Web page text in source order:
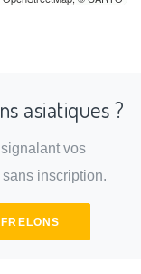
asiatiques ?
vos
inscription.